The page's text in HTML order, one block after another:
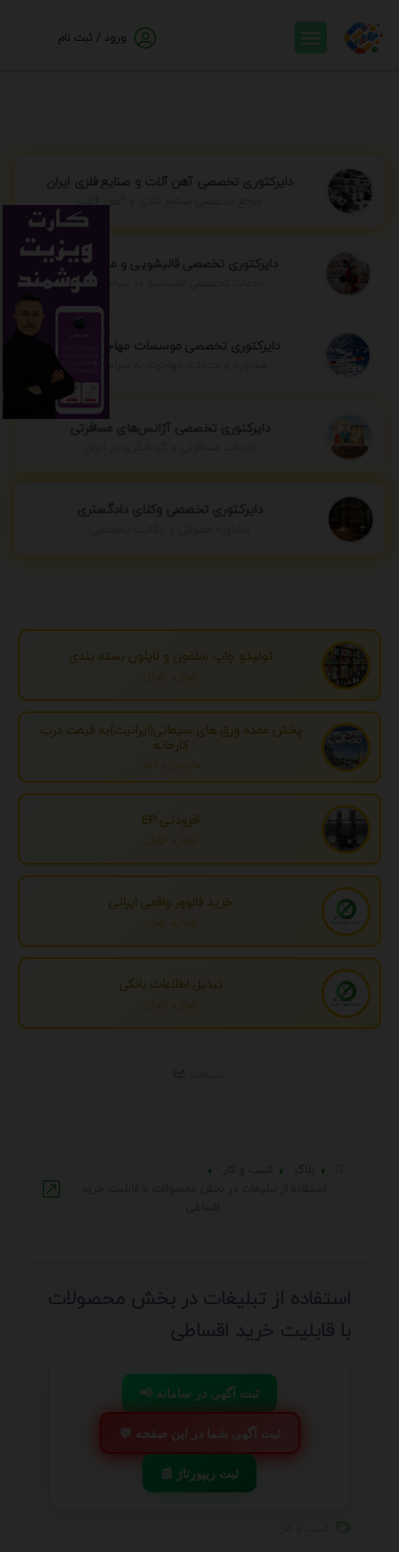
ورود / ثبت نام
دایرکتوری تخصصی آهن آلات و صنایع فلزی ایران
مرجع تخصصی صنایع فلزی و آهن آلات
دایرکتوری تخصصی قالیشویی و مبل شویی
خدمات تخصصی شستشو در سراسر ایران
دایرکتوری تخصصی موسسات مهاجرتی ایران
مشاوره و خدمات مهاجرت به سراسر جهان
دایرکتوری تخصصی آژانس‌های مسافرتی
دایرکتوری تخصصی وکلای دادگستری
تولیدو چاپ سلفون و نایلون بسته بندی
تهران، تهران
پخش عمده ورق های سیمانی(ایرانیت)به قیمت درب
کارخانه
مازندران، آمل
افزودنی EP
تهران، تهران
خرید فالوور واقعی ایرانی
تهران، تهران
تبدیل اطلاعات بانکی
تهران، تهران
استفاده از تبلیغات در بخش محصولات
با قابلیت خرید اقساطی
📢 ثبت آگهی در سامانه
💬 ثبت آگهی شما در این صفحه
📰 ثبت ریپورتاژ